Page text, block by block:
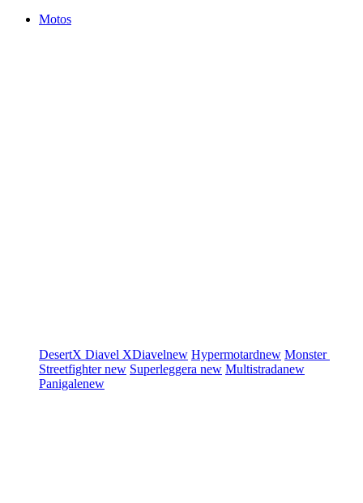
Motos
DesertX Diavel XDiavelnew Hypermotardnew Monster
Streetfighternew Superleggera new Multistradanew
Panigalenew